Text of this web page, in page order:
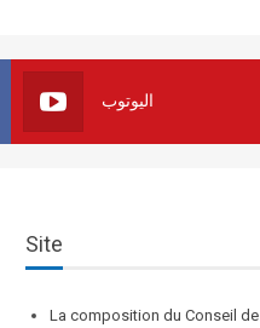
اليوتوب
Site
La composition du Conseil de